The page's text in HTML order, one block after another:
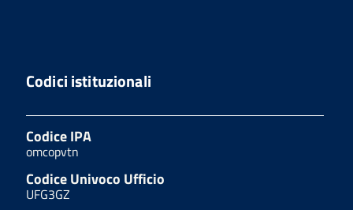
Codici istituzionali
Codice IPA
omcopvtn
Codice Univoco Ufficio
UFG3GZ